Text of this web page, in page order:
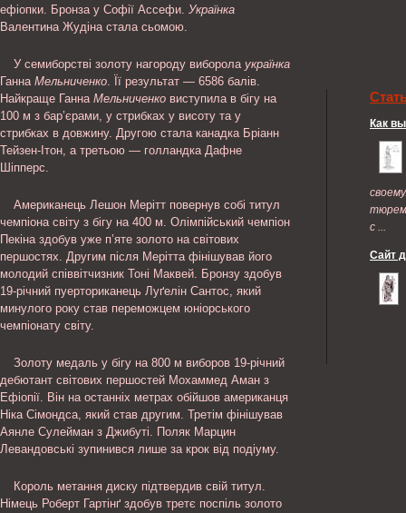
ефіопки. Бронза у Софії Ассефи. Українка
Валентина Жудіна стала сьомою.
У семиборстві золоту нагороду виборола українка
Ганна Мельниченко. Її результат — 6586 балів.
Найкраще Ганна Мельниченко виступила в бігу на
100 м з бар’єрами, у стрибках у висоту та у
стрибках в довжину. Другою стала канадка Бріанн
Тейзен-Ітон, а третьою — голландка Дафне
Шіпперс.
Американець Лешон Мерітт повернув собі титул
чемпіона світу з бігу на 400 м. Олімпійський чемпіон
Пекіна здобув уже п’яте золото на світових
першостях. Другим після Мерітта фінішував його
молодий співвітчизник Тоні Маквей. Бронзу здобув
19-річний пуерториканець Луґелін Сантос, який
минулого року став переможцем юніорського
чемпіонату світу.
Золоту медаль у бігу на 800 м виборов 19-річний
дебютант світових першостей Мохаммед Аман з
Ефіопії. Він на останніх метрах обійшов американця
Ніка Сімондса, який став другим. Третім фінішував
Аянле Сулейман з Джибуті. Поляк Марцин
Левандовські зупинився лише за крок від подіуму.
Король метання диску підтвердив свій титул.
Німець Роберт Гартінґ здобув третє поспіль золото
Как
с ...
Сайт